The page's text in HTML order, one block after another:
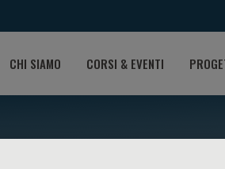
CHI SIAMO CORSI & EVENTI